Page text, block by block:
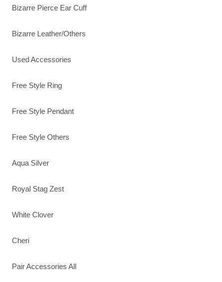
Bizarre Pierce Ear Cuff
Bizarre Leather/Others
Used Accessories
Free Style Ring
Free Style Pendant
Free Style Others
Aqua Silver
Royal Stag Zest
White Clover
Cheri
Pair Accessories All